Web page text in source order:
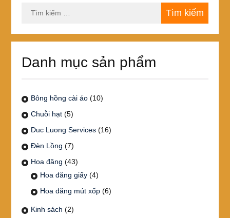
kiếm
Danh mục sản phẩm
Bông hồng cài áo (10)
Chuỗi hạt (5)
Duc Luong Services (16)
Đèn Lồng (7)
Hoa đăng (43)
Hoa đăng giấy (4)
Hoa đăng mút xốp (6)
Kinh sách (2)